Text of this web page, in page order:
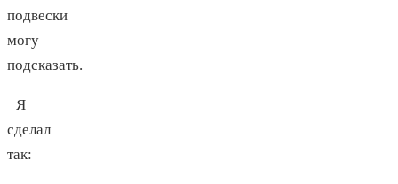
подвески
могу
подсказать.
Я
сделал
так: